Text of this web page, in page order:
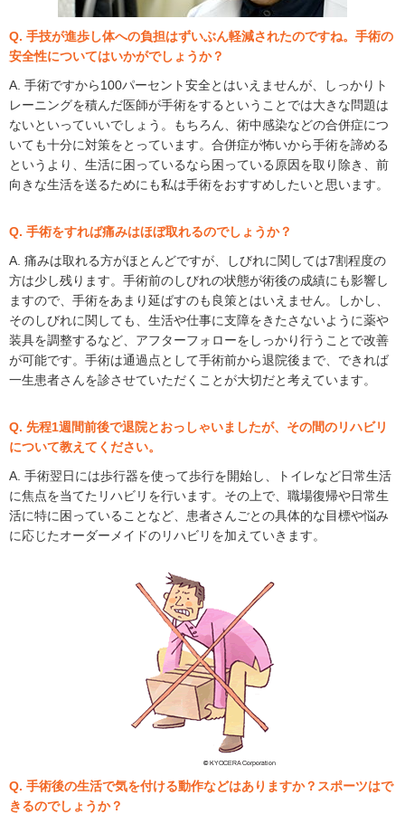
Q. 手技が進歩し体への負担はずいぶん軽減されたのですね。手術の
安全性についてはいかがでしょうか？
A. 手術ですから100パーセント安全とはいえませんが、しっかりト
レーニングを積んだ医師が手術をするということでは大きな問題は
ないといっていいでしょう。もちろん、術中感染などの合併症につ
いても十分に対策をとっています。合併症が怖いから手術を諦める
というより、生活に困っているなら困っている原因を取り除き、前
向きな生活を送るためにも私は手術をおすすめしたいと思います。
Q. 手術をすれば痛みはほぼ取れるのでしょうか？
A. 痛みは取れる方がほとんどですが、しびれに関しては7割程度の
方は少し残ります。手術前のしびれの状態が術後の成績にも影響し
ますので、手術をあまり延ばすのも良策とはいえません。しかし、
そのしびれに関しても、生活や仕事に支障をきたさないように薬や
装具を調整するなど、アフターフォローをしっかり行うことで改善
が可能です。手術は通過点として手術前から退院後まで、できれば
一生患者さんを診させていただくことが大切だと考えています。
Q. 先程1週間前後で退院とおっしゃいましたが、その間のリハビリ
について教えてください。
A. 手術翌日には歩行器を使って歩行を開始し、トイレなど日常生活
に焦点を当てたリハビリを行います。その上で、職場復帰や日常生
活に特に困っていることなど、患者さんごとの具体的な目標や悩み
に応じたオーダーメイドのリハビリを加えていきます。
Q. 手術後の生活で気を付ける動作などはありますか？スポーツはで
きるのでしょうか？